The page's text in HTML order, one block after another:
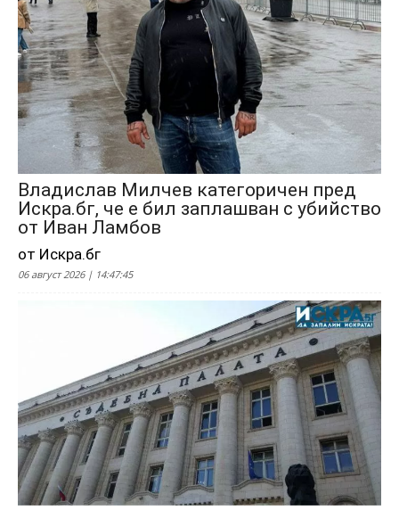
Владислав Милчев категоричен пред
Искра.бг, че е бил заплашван с убийство
от Иван Ламбов
от Искра.бг
06 август 2026 | 14:47:45